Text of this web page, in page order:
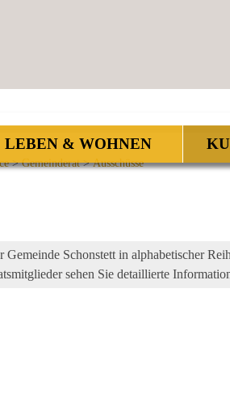
LEBEN & WOHNEN
>Gemeinderat>Ausschüsse
Schonstett in alphabetischer
sehen Sie detaillierte